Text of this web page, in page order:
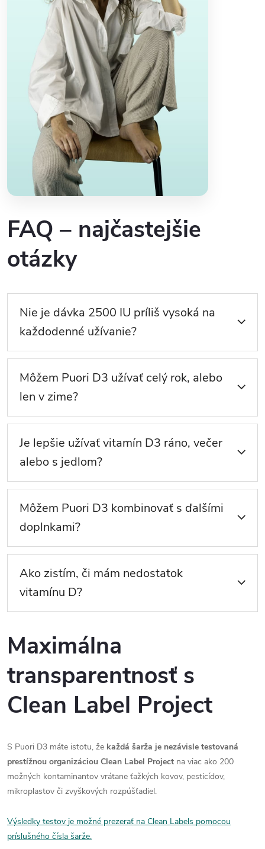
FAQ – najčastejšie
otázky
Nie je dávka 2500 IU príliš vysoká na
každodenné užívanie?
Môžem Puori D3 užívať celý rok, alebo
len v zime?
Je lepšie užívať vitamín D3 ráno, večer
alebo s jedlom?
Môžem Puori D3 kombinovať s ďalšími
doplnkami?
Ako zistím, či mám nedostatok
vitamínu D?
Maximálna
transparentnosť s
Clean Label Project
S Puori D3 máte istotu, že každá šarža je nezávisle testovaná
prestížnou organizáciou Clean Label Project na viac ako 200
možných kontaminantov vrátane ťažkých kovov, pesticídov,
mikroplastov či zvyškových rozpúšťadiel.
Výsledky testov je možné prezerať na Clean Labels pomocou
príslušného čísla šarže.